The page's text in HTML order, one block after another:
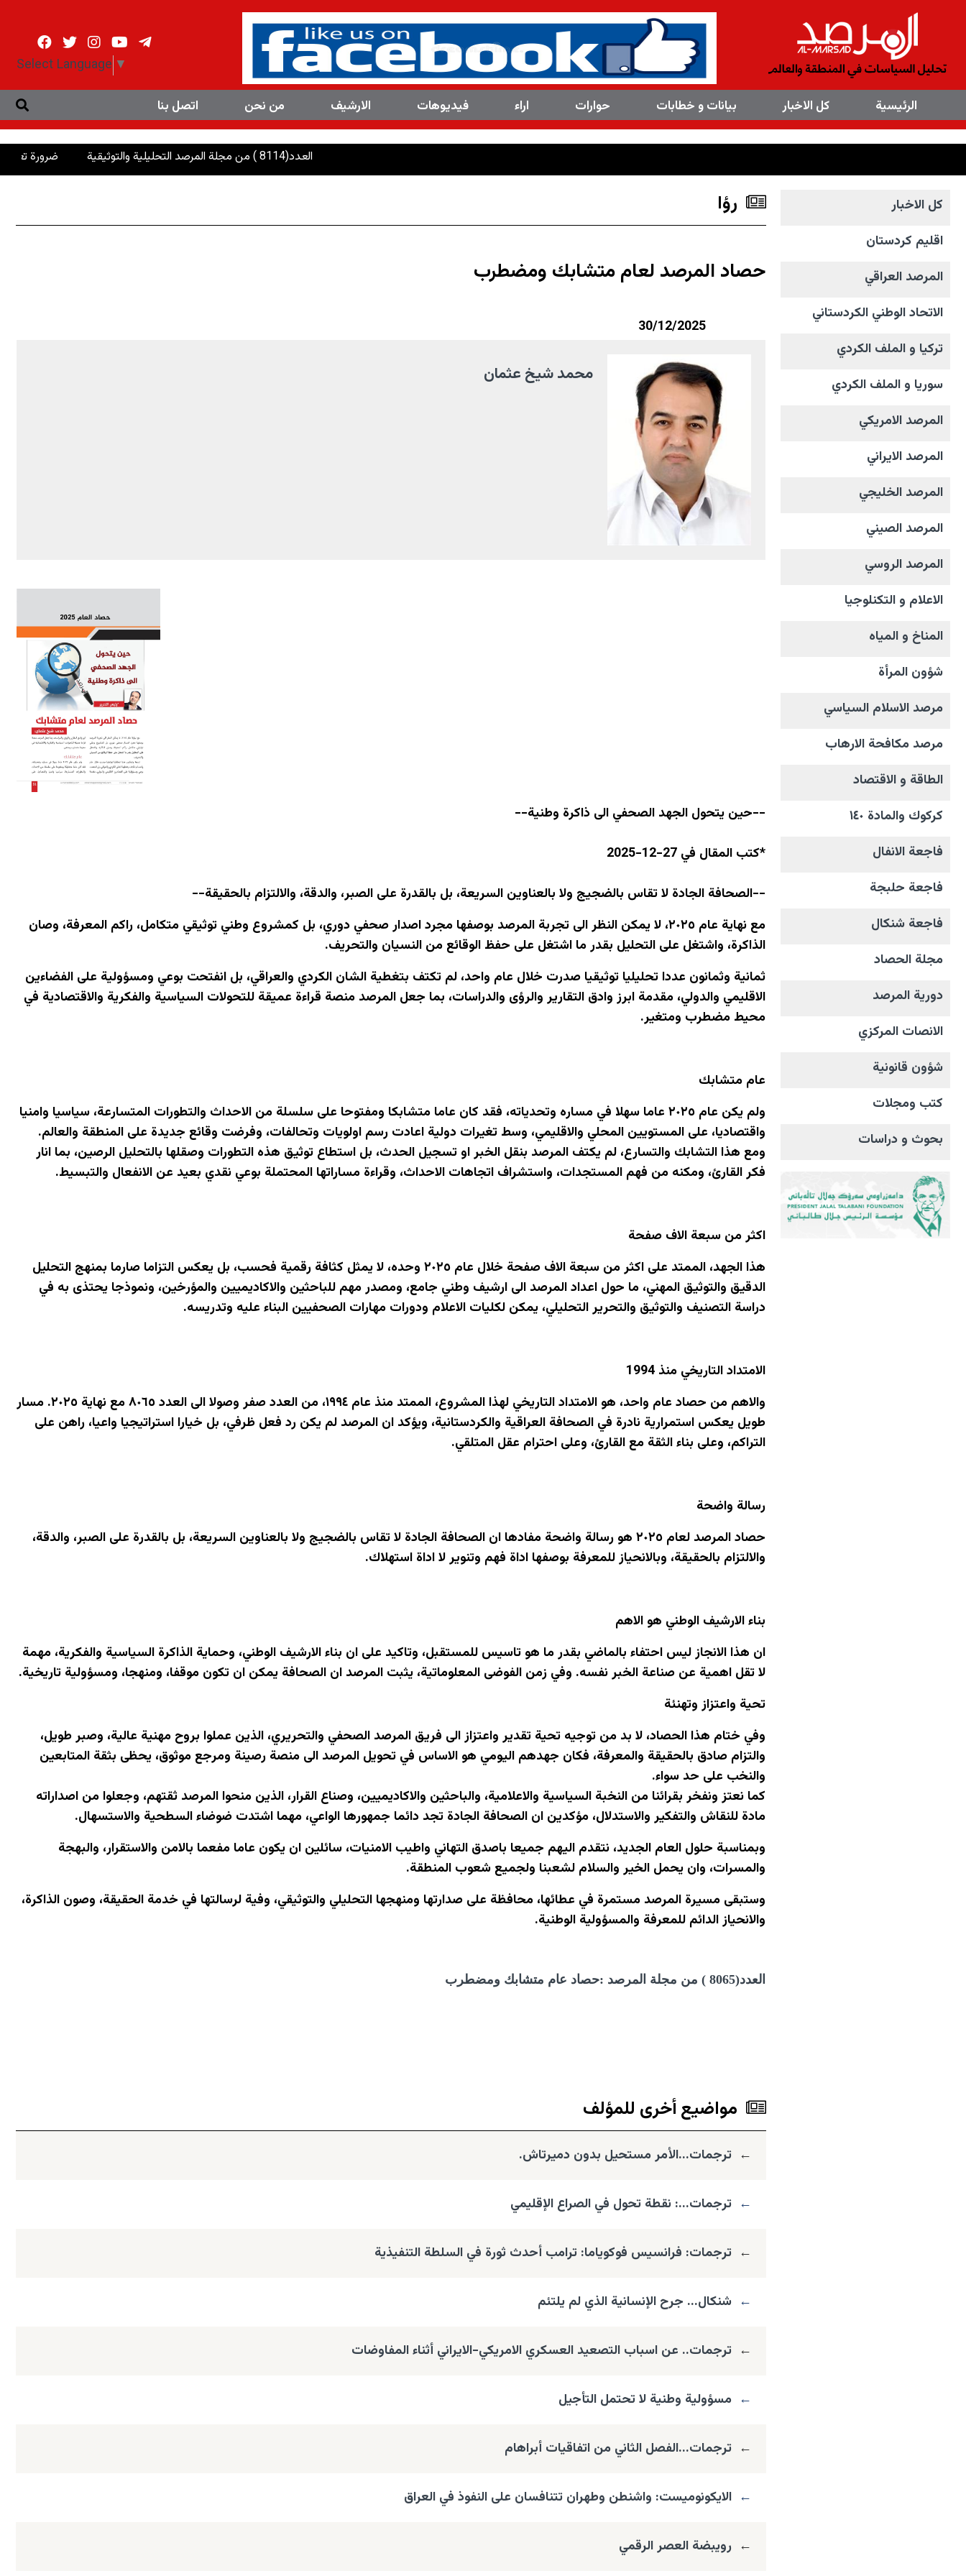
Select Language ▼
الرئیسیة کل الاخبار بیانات و خطابات حوارات اراء فیدیوهات الارشیف من نحن اتصل بنا
×
ضرورة تعزيز العمل
کل الاخبار
اقليم كردستان
المرصد العراقي
الاتحاد الوطني الکردستاني
تركيا و الملف الکردي
سوريا و الملف الکردي
المرصد الامریکي
المرصد الايراني
المرصد الخليجي
المرصد الصيني
المرصد الروسي
الاعلام و التکنلوجیا
المناخ و المیاه
شؤون المرأة
مرصد الاسلام السياسي
مرصد مكافحة الارهاب
الطاقة و الاقتصاد
كركوك والمادة ١٤٠
فاجعة الانفال
فاجعة حلبجة
فاجعة شنكال
مجلة الحصاد
دورية المرصد
الانصات المرکزي
شؤون قانونية
كتب ومجلات
بحوث و دراسات
رؤا
حصاد المرصد لعام متشابك ومضطرب
30/12/2025
محمد شيخ عثمان
--حين يتحول الجهد الصحفي الى ذاكرة وطنية--
*كتب المقال في 27-12-2025
--الصحافة الجادة لا تقاس بالضجيج ولا بالعناوين السريعة، بل بالقدرة على الصبر، والدقة، والالتزام بالحقيقة--
مع نهاية عام ٢٠٢٥، لا يمكن النظر الى تجربة المرصد بوصفها مجرد اصدار صحفي دوري، بل كمشروع وطني توثيقي متكامل، راكم المعرفة، وصان
الذاكرة، واشتغل على التحليل بقدر ما اشتغل على حفظ الوقائع من النسيان والتحريف.
ثمانية وثمانون عددا تحليليا توثيقيا صدرت خلال عام واحد، لم تكتف بتغطية الشان الكردي والعراقي، بل انفتحت بوعي ومسؤولية على الفضاءين
الاقليمي والدولي، مقدمة ابرز وادق التقارير والرؤى والدراسات، بما جعل المرصد منصة قراءة عميقة للتحولات السياسية والفكرية والاقتصادية في
محيط مضطرب ومتغير.
عام متشابك
ولم يكن عام ٢٠٢٥ عاما سهلا في مساره وتحدياته، فقد كان عاما متشابكا ومفتوحا على سلسلة من الاحداث والتطورات المتسارعة، سياسيا وامنيا
واقتصاديا، على المستويين المحلي والاقليمي، وسط تغيرات دولية اعادت رسم اولويات وتحالفات، وفرضت وقائع جديدة على المنطقة والعالم.
ومع هذا التشابك والتسارع، لم يكتف المرصد بنقل الخبر او تسجيل الحدث، بل استطاع توثيق هذه التطورات وصقلها بالتحليل الرصين، بما انار
فكر القارئ، ومكنه من فهم المستجدات، واستشراف اتجاهات الاحداث، وقراءة مساراتها المحتملة بوعي نقدي بعيد عن الانفعال والتبسيط.
اكثر من سبعة الاف صفحة
هذا الجهد، الممتد على اكثر من سبعة الاف صفحة خلال عام ٢٠٢٥ وحده، لا يمثل كثافة رقمية فحسب، بل يعكس التزاما صارما بمنهج التحليل
الدقيق والتوثيق المهني، ما حول اعداد المرصد الى ارشيف وطني جامع، ومصدر مهم للباحثين والاكاديميين والمؤرخين، ونموذجا يحتذى به في
دراسة التصنيف والتوثيق والتحرير التحليلي، يمكن لكليات الاعلام ودورات مهارات الصحفيين البناء عليه وتدريسه.
الامتداد التاريخي منذ 1994
والاهم من حصاد عام واحد، هو الامتداد التاريخي لهذا المشروع، الممتد منذ عام ١٩٩٤، من العدد صفر وصولا الى العدد ٨٠٦٥ مع نهاية ٢٠٢٥. مسار
طويل يعكس استمرارية نادرة في الصحافة العراقية والكردستانية، ويؤكد ان المرصد لم يكن رد فعل ظرفي، بل خيارا استراتيجيا واعيا، راهن على
التراكم، وعلى بناء الثقة مع القارئ، وعلى احترام عقل المتلقي.
رسالة واضحة
حصاد المرصد لعام ٢٠٢٥ هو رسالة واضحة مفادها ان الصحافة الجادة لا تقاس بالضجيج ولا بالعناوين السريعة، بل بالقدرة على الصبر، والدقة،
والالتزام بالحقيقة، وبالانحياز للمعرفة بوصفها اداة فهم وتنوير لا اداة استهلاك.
بناء الارشيف الوطني هو الاهم
ان هذا الانجاز ليس احتفاء بالماضي بقدر ما هو تاسيس للمستقبل، وتاكيد على ان بناء الارشيف الوطني، وحماية الذاكرة السياسية والفكرية، مهمة
لا تقل اهمية عن صناعة الخبر نفسه. وفي زمن الفوضى المعلوماتية، يثبت المرصد ان الصحافة يمكن ان تكون موقفا، ومنهجا، ومسؤولية تاريخية.
تحية واعتزاز وتهنئة
وفي ختام هذا الحصاد، لا بد من توجيه تحية تقدير واعتزاز الى فريق المرصد الصحفي والتحريري، الذين عملوا بروح مهنية عالية، وصبر طويل،
والتزام صادق بالحقيقة والمعرفة، فكان جهدهم اليومي هو الاساس في تحويل المرصد الى منصة رصينة ومرجع موثوق، يحظى بثقة المتابعين
والنخب على حد سواء.
كما نعتز ونفخر بقرائنا من النخبة السياسية والاعلامية، والباحثين والاكاديميين، وصناع القرار، الذين منحوا المرصد ثقتهم، وجعلوا من اصداراته
مادة للنقاش والتفكير والاستدلال، مؤكدين ان الصحافة الجادة تجد دائما جمهورها الواعي، مهما اشتدت ضوضاء السطحية والاستسهال.
وبمناسبة حلول العام الجديد، نتقدم اليهم جميعا باصدق التهاني واطيب الامنيات، سائلين ان يكون عاما مفعما بالامن والاستقرار، والبهجة
والمسرات، وان يحمل الخير والسلام لشعبنا ولجميع شعوب المنطقة.
وستبقى مسيرة المرصد مستمرة في عطائها، محافظة على صدارتها ومنهجها التحليلي والتوثيقي، وفية لرسالتها في خدمة الحقيقة، وصون الذاكرة،
والانحياز الدائم للمعرفة والمسؤولية الوطنية.
العدد(8065 ) من مجلة المرصد :حصاد عام متشابك ومضطرب
مواضيع أخرى للمؤلف
← ترجمات...الأمر مستحيل بدون دميرتاش.
← ترجمات...: نقطة تحول في الصراع الإقليمي
← ترجمات: فرانسيس فوكوياما: ​ترامب أحدث ثورة في السلطة التنفيذية
← شنكال... جرح الإنسانية الذي لم يلتئم
← ترجمات.. عن اسباب التصعيد العسكري الامريكي-الايراني أثناء المفاوضات
← مسؤولية وطنية لا تحتمل التأجيل
← ترجمات...الفصل الثاني من اتفاقيات أبراهام
← الايكونوميست: واشنطن وطهران تتنافسان على النفوذ في العراق
← رويبضة العصر الرقمي